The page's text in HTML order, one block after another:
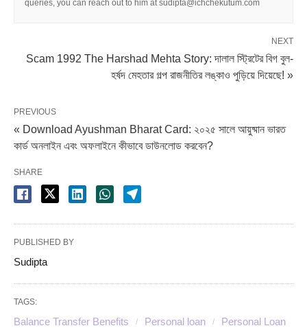
queries, you can reach out to him at sudipta@ichchekutum.com
NEXT
Scam 1992 The Harshad Mehta Story: দালাল স্ট্রিটের বিগ বুল-
হর্ষদ মেহতার গল্প রাজনীতির লঙ্কাও পুড়িয়ে দিয়েছে! »
PREVIOUS
« Download Ayushman Bharat Card: ২০২৫ সালে আয়ুষ্মান ভারত
কার্ড অনলাইন এবং অফলাইনে কীভাবে ডাউনলোড করবেন?
SHARE
PUBLISHED BY
Sudipta
TAGS:
Balance Transfer Benefits Personal loan
Personal Loan